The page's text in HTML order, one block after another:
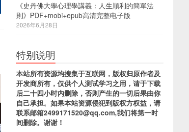
《史丹佛大學心理學講義：人生順利的簡單法
則》PDF+mobi+epub高清完整电子版
2026年6月28日
特别说明
本站所有资源均搜集于互联网，版权归原作者及
开发商所有，仅供个人测试学习之用，请于下载
后二十四小时内删除，否则产生的一切后果由你
自己承担。如果本站资源侵犯到版权方权益，请
联系邮箱2499171520@qq.com,我们将第一时
间删除。谢谢！